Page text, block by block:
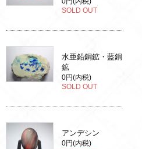
SOLD OUT
水亜鉛銅鉱・藍銅
鉱
0円(内税)
SOLD OUT
アンデシン
0円(内税)